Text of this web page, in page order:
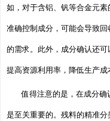
如，对于含铝、钒等合金元
准确控制成分，可能会导致
的需求。此外，成分确认还可
提高资源利用率，降低生产成
值得注意的是，在成分
是至关重要的。残料的精准分